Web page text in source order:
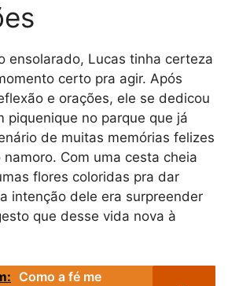
ensolarado, Lucas tinha certeza
certo pra agir. Após
e orações, ele se dedicou
piquenique no parque que já
de muitas memórias felizes
Com uma cesta cheia
flores coloridas pra dar
intenção dele era surpreender
que desse vida nova à
Como a fé me